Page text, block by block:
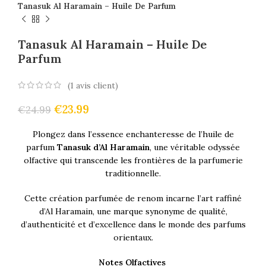
Tanasuk Al Haramain – Huile De Parfum
Tanasuk Al Haramain – Huile De
Parfum
(1 avis client)
€24.99 €23.99
Plongez dans l’essence enchanteresse de l’huile de
parfum Tanasuk d’Al Haramain, une véritable odyssée
olfactive qui transcende les frontières de la parfumerie
traditionnelle.
Cette création parfumée de renom incarne l’art raffiné
d’Al Haramain, une marque synonyme de qualité,
d’authenticité et d’excellence dans le monde des parfums
orientaux.
Notes Olfactives